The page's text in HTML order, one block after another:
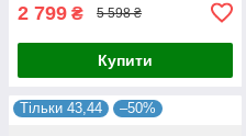
2 799 ₴ 5 598 ₴
Купити
Тільки 43,44 –50%